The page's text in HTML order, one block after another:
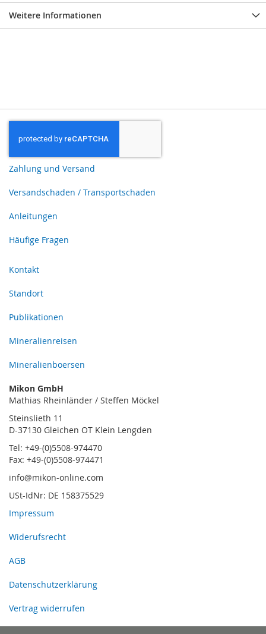
Weitere Informationen
Zahlung und Versand
Versandschaden / Transportschaden
Anleitungen
Häufige Fragen
Kontakt
Standort
Publikationen
Mineralienreisen
Mineralienboersen
Mikon GmbH
Mathias Rheinländer / Steffen Möckel
Steinslieth 11
D-37130 Gleichen OT Klein Lengden
Tel: +49-(0)5508-974470
Fax: +49-(0)5508-974471
info@mikon-online.com
USt-IdNr: DE 158375529
Impressum
Widerufsrecht
AGB
Datenschutzerklärung
Vertrag widerrufen